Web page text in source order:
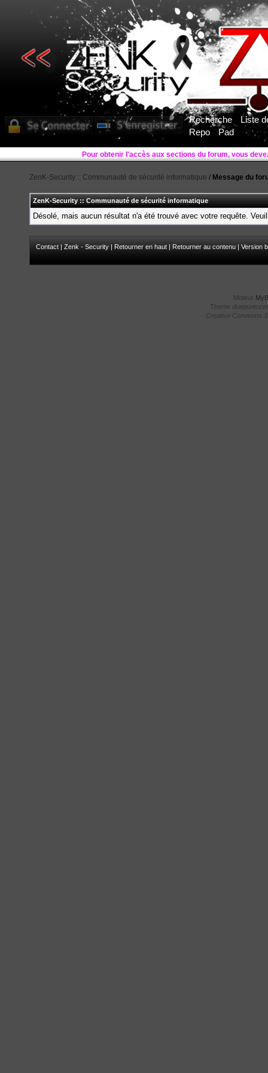
Recherche
Liste
Repo
Pad
ZenK-Security :: Communauté de sécurité informatique / Message du
ZenK-Security :: Communauté de sécurité informatique
Désolé, mais aucun résultat n'a été trouvé avec votre requête.
Contact | Zenk - Security | Retourner en haut | Retourner au contenu | Version
Moteur
Theme
Creative Commons